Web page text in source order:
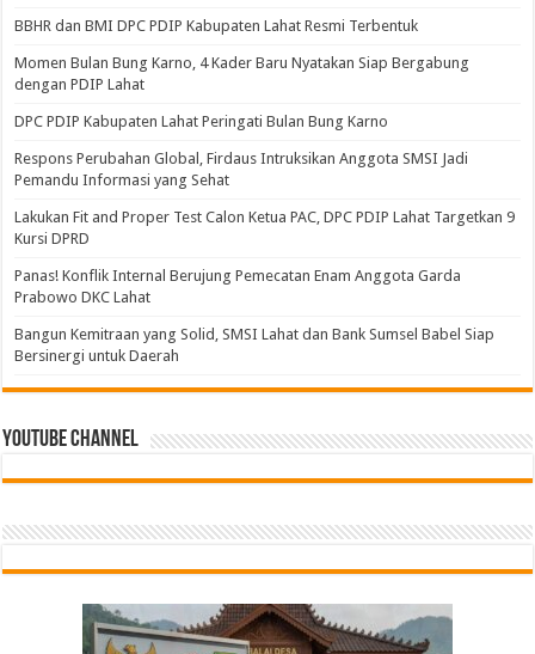
BBHR dan BMI DPC PDIP Kabupaten Lahat Resmi Terbentuk
Momen Bulan Bung Karno, 4 Kader Baru Nyatakan Siap Bergabung
dengan PDIP Lahat
DPC PDIP Kabupaten Lahat Peringati Bulan Bung Karno
Respons Perubahan Global, Firdaus Intruksikan Anggota SMSI Jadi
Pemandu Informasi yang Sehat
Lakukan Fit and Proper Test Calon Ketua PAC, DPC PDIP Lahat Targetkan 9
Kursi DPRD
Panas! Konflik Internal Berujung Pemecatan Enam Anggota Garda
Prabowo DKC Lahat
Bangun Kemitraan yang Solid, SMSI Lahat dan Bank Sumsel Babel Siap
Bersinergi untuk Daerah
Youtube Channel